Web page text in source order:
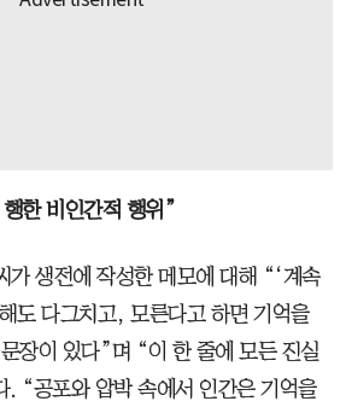
한 비인간적 행위”
가 생전에 작성한 메모에 대해 “‘계속
도 다그치고, 모른다고 하면 기억을
장이 있다”며 “이 한 줄에 모든 진실
. “공포와 압박 속에서 인간은 기억을